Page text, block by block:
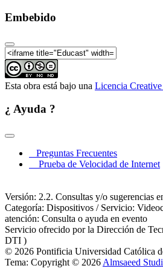
Embebido
Esta obra está bajo una Licencia
¿ Ayuda ?
Preguntas Frecuentes
Prueba de Velocidad de Internet
Versión: 2.2. Consultas y/o sugerencias
Categoría: Dispositivos / Servicio:
atención: Consulta o ayuda en evento
Servicio ofrecido por la Dirección de
DTI )
© 2026 Pontificia Universidad Católica
Tema: Copyright © 2026 Almsaeed